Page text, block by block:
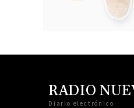
RADIO
Diario electrónico